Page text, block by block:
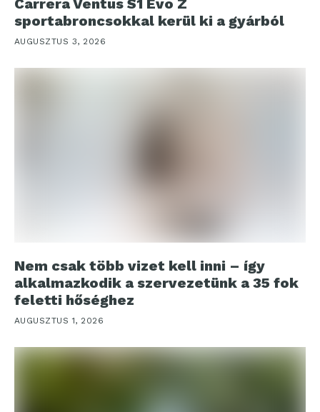
Carrera Ventus S1 Evo Z
sportabroncsokkal kerül ki a gyárból
AUGUSZTUS 3, 2026
Nem csak több vizet kell inni – így
alkalmazkodik a szervezetünk a 35 fok
feletti hőséghez
AUGUSZTUS 1, 2026